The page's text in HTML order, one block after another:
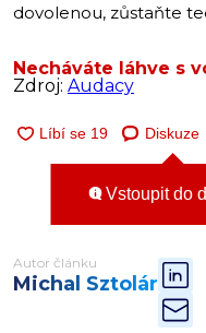
dovolenou, zůstaňte
Necháváte láhve s
Zdroj: Audacy
Diskuze
Vstoupit do
Autor článku
Michal Sztolár